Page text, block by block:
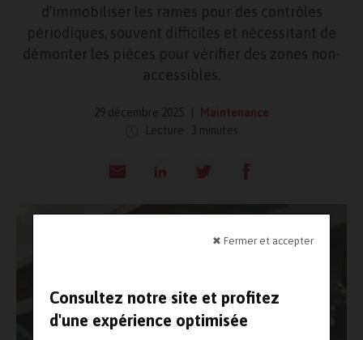
✖ Fermer et accepter
Consultez notre site et profitez
d'une expérience optimisée
d’immobiliser les rames pour des contrôles
périodiques, souvent difficiles et nécessitant de
démonter les pièces pour vérifier des zones non-
accessibles.
29 décembre 2025
Maintenance
Lecture : 3 minutes